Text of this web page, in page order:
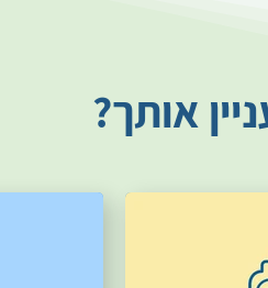
אותך?